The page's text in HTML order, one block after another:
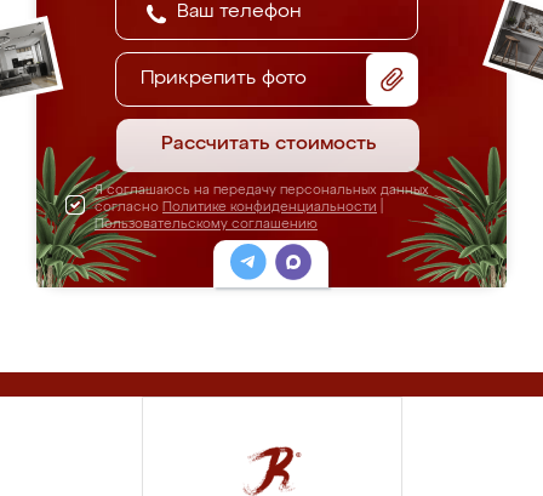
Прикрепить фото
Рассчитать стоимость
Я соглашаюсь на передачу персональных данных
согласно Политике конфиденциальности
Пользовательскому соглашению